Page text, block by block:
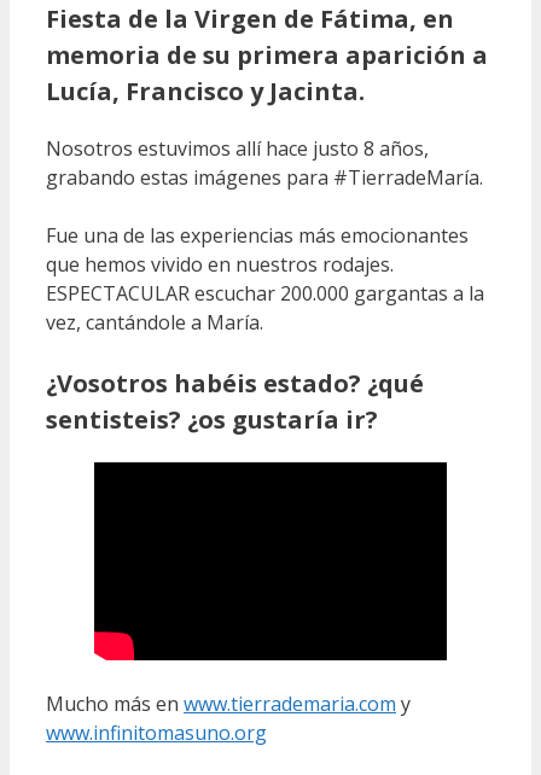
Fiesta de la Virgen de Fátima, en
memoria de su primera aparición a
Lucía, Francisco y Jacinta.
Nosotros estuvimos allí hace justo 8 años,
grabando estas imágenes para #TierradeMaría.
Fue una de las experiencias más emocionantes
que hemos vivido en nuestros rodajes.
ESPECTACULAR escuchar 200.000 gargantas a la
vez, cantándole a María.
¿Vosotros habéis estado? ¿qué
sentisteis? ¿os gustaría ir?
Mucho más en www.tierrademaria.com y
www.infinitomasuno.org